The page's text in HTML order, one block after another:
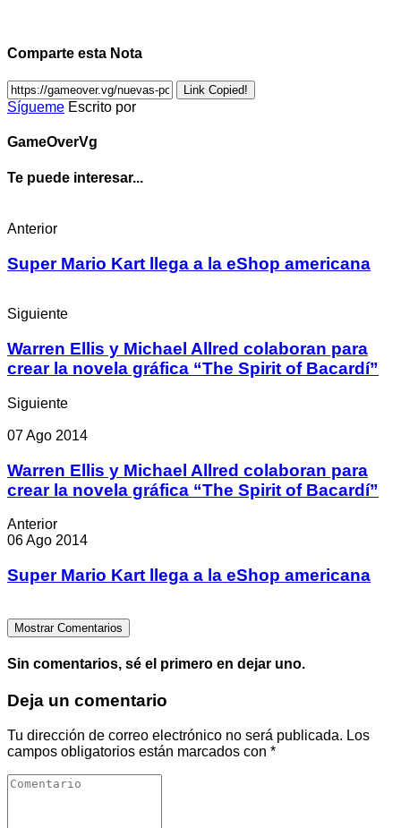
Comparte esta Nota
Link Copied!
Sígueme Escrito por
GameOverVg
Te puede interesar...
Anterior
Super Mario Kart llega a la eShop americana
Siguiente
Warren Ellis y Michael Allred colaboran para
crear la novela gráfica “The Spirit of Bacardí”
Siguiente
07 Ago 2014
Warren Ellis y Michael Allred colaboran para
crear la novela gráfica “The Spirit of Bacardí”
Anterior
06 Ago 2014
Super Mario Kart llega a la eShop americana
Mostrar Comentarios
Sin comentarios, sé el primero en dejar uno.
Deja un comentario
Tu dirección de correo electrónico no será publicada. Los
campos obligatorios están marcados con *